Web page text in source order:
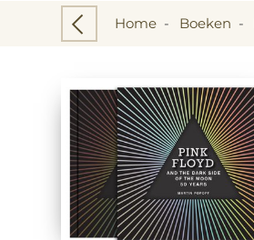
Home - Boeken -